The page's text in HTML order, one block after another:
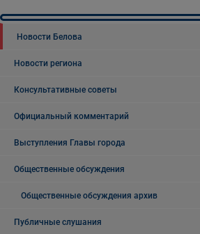
Новости Белова
Новости региона
Консультативные советы
Официальный комментарий
Выступления Главы города
Общественные обсуждения
Общественные обсуждения архив
Публичные слушания